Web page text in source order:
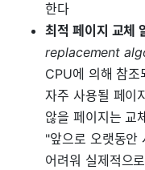
한다
최적 페이지 교체
replacement
CPU에 의해 참조
자주 사용될 페이
않을 페이지는 교
"앞으로 오랫동안
어려워 실제적으